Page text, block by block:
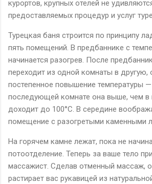
курортов, крупных отелей не
предоставляемых процедур и услуг
Турецкая баня строится по принципу
пять помещений. В предбаннике с
начинается разогрев. После
переходит из одной комнаты в
постепенное повышение температуры
последующей комнате она выше, чем
доходит до 100°С. В середине
помещение с разогретыми каменными
На горячем камне лежат, пока не
потоотделение. Теперь за ваше тело
массажист. Сделав отменный массаж,
растирает вас рукавицей из